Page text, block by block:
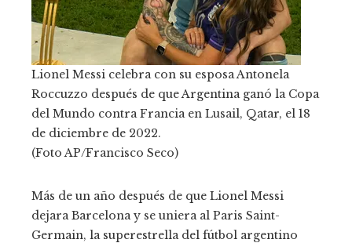
Lionel Messi celebra con su esposa Antonela
Roccuzzo después de que Argentina ganó la Copa
del Mundo contra Francia en Lusail, Qatar, el 18
de diciembre de 2022.
(Foto AP/Francisco Seco)
Más de un año después de que Lionel Messi
dejara Barcelona y se uniera al Paris Saint-
Germain, la superestrella del fútbol argentino